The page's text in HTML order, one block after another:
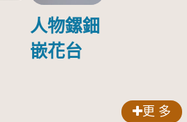
人物鏍鈿
嵌花台
更 多